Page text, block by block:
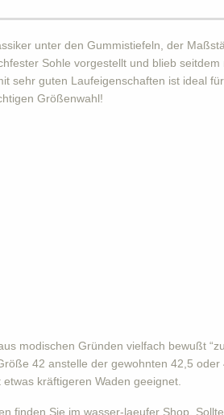
unter den Gummistiefeln, der
Sohle vorgestellt und blieb seitdem
sehr guten Laufeigenschaften ist ideal
Größenwahl!
modischen Gründen vielfach bewußt
42 anstelle der gewohnten 42,5 oder
kräftigeren Waden geeignet.
finden Sie im wasser-laeufer Shop.